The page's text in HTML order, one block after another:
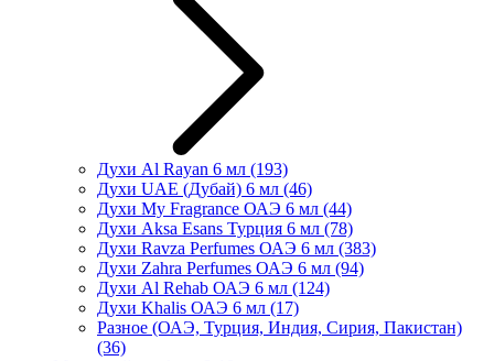
Духи Al Rayan 6 мл (193)
Духи UAE (Дубай) 6 мл (46)
Духи My Fragrance ОАЭ 6 мл (44)
Духи Aksa Esans Турция 6 мл (78)
Духи Ravza Perfumes ОАЭ 6 мл (383)
Духи Zahra Perfumes ОАЭ 6 мл (94)
Духи Al Rehab ОАЭ 6 мл (124)
Духи Khalis ОАЭ 6 мл (17)
Разное (ОАЭ, Турция, Индия, Сирия, Пакистан)
(36)